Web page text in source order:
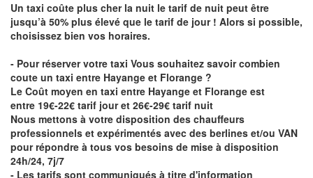
Un taxi coûte plus cher la nuit le tarif de nuit peut être
jusqu’à 50% plus élevé que le tarif de jour ! Alors si possible,
choisissez bien vos horaires.
- Pour réserver votre taxi Vous souhaitez savoircombien
coute un taxi entre Hayange et Florange ?
Le Coût moyen en taxi entre Hayange et Florange est
entre 19€-22€ tarif jour et 26€-29€ tarif nuit
Nous mettons à votre disposition des chauffeurs
professionnels et expérimentés avec des berlines et/ou VAN
pour répondre à tous vos besoins de mise à disposition
24h/24, 7j/7
- Les tarifs sont communiqués à titre d'information